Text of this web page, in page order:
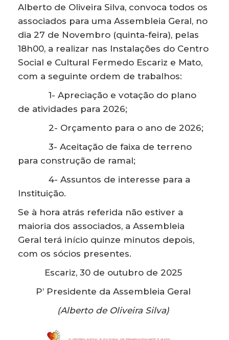
Alberto de Oliveira Silva, convoca todos os
associados para uma Assembleia Geral, no
dia 27 de Novembro (quinta-feira), pelas
18h00, a realizar nas Instalações do Centro
Social e Cultural Fermedo Escariz e Mato,
com a seguinte ordem de trabalhos:
1- Apreciação e votação do plano
de atividades para 2026;
2- Orçamento para o ano de 2026;
3- Aceitação de faixa de terreno
para construção de ramal;
4- Assuntos de interesse para a
Instituição.
Se à hora atrás referida não estiver a
maioria dos associados, a Assembleia
Geral terá início quinze minutos depois,
com os sócios presentes.
Escariz, 30 de outubro de 2025
P’ Presidente da Assembleia Geral
(Alberto de Oliveira Silva)